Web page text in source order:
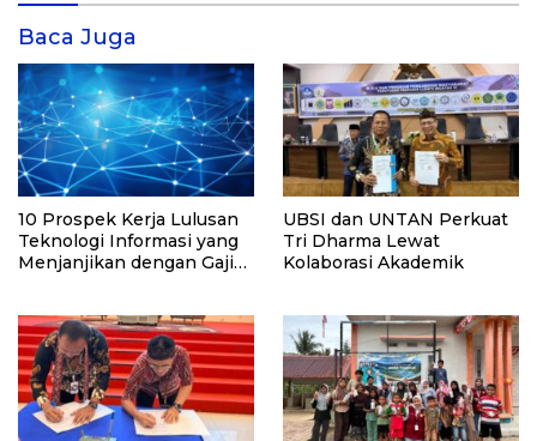
Baca Juga
10 Prospek Kerja Lulusan
Teknologi Informasi yang
Menjanjikan dengan Gaji
UBSI dan UNTAN Perkuat
Tri Dharma Lewat
Kolaborasi Akademik